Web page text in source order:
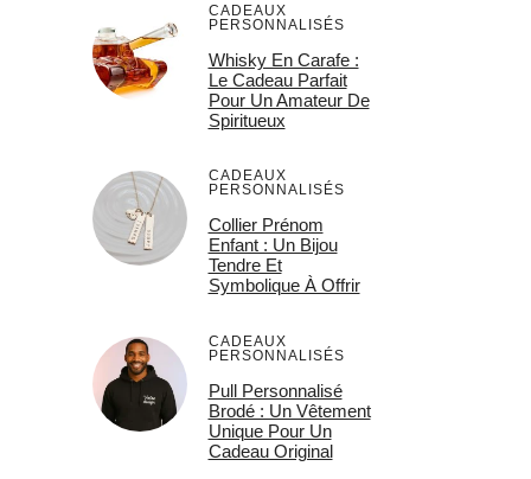
CADEAUX
PERSONNALISÉS
Whisky En Carafe :
Le Cadeau Parfait
Pour Un Amateur De
Spiritueux
CADEAUX
PERSONNALISÉS
Collier Prénom
Enfant : Un Bijou
Tendre Et
Symbolique À Offrir
CADEAUX
PERSONNALISÉS
Pull Personnalisé
Brodé : Un Vêtement
Unique Pour Un
Cadeau Original